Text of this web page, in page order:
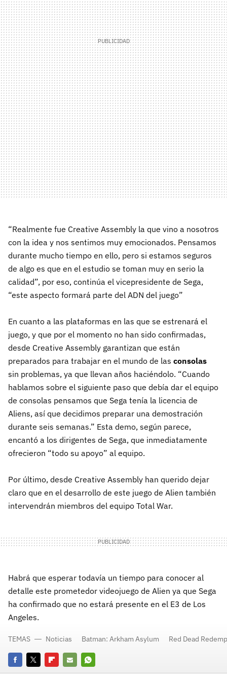
“Realmente fue Creative Assembly la que vino a nosotros
con la idea y nos sentimos muy emocionados. Pensamos
durante mucho tiempo en ello, pero si estamos seguros
de algo es que en el estudio se toman muy en serio la
calidad”, por eso, continúa el vicepresidente de Sega,
“este aspecto formará parte del ADN del juego”
En cuanto a las plataformas en las que se estrenará el
juego, y que por el momento no han sido confirmadas,
desde Creative Assembly garantizan que están
preparados para trabajar en el mundo de las consolas
sin problemas, ya que llevan años haciéndolo. “Cuando
hablamos sobre el siguiente paso que debía dar el equipo
de consolas pensamos que Sega tenía la licencia de
Aliens, así que decidimos preparar una demostración
durante seis semanas.” Esta demo, según parece,
encantó a los dirigentes de Sega, que inmediatamente
ofrecieron “todo su apoyo” al equipo.
Por último, desde Creative Assembly han querido dejar
claro que en el desarrollo de este juego de Alien también
intervendrán miembros del equipo Total War.
Habrá que esperar todavía un tiempo para conocer al
detalle este prometedor videojuego de Alien ya que Sega
ha confirmado que no estará presente en el E3 de Los
Angeles.
FacebookTwitterFlipboard
E-
Whatsapp
TEMAS Noticias Batman: Arkham Asylum Red Dead